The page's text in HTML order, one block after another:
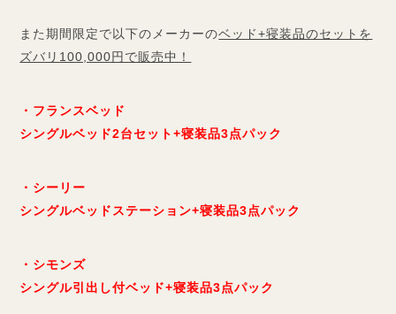
また期間限定で以下のメーカーのベッド+寝装品のセットを
ズバリ100,000円で販売中！
・フランスベッド
シングルベッド2台セット+寝装品3点パック
・シーリー
シングルベッドステーション+寝装品3点パック
・シモンズ
シングル引出し付ベッド+寝装品3点パック